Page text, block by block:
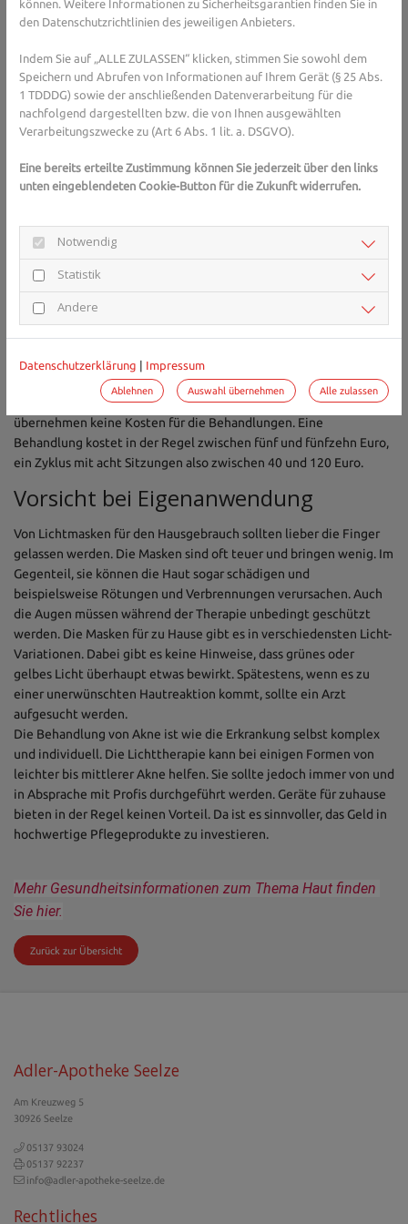
Zurück zur Übersicht
der Akneausbrüche verringert werden. Das rote Licht hingegen
reduzieren. Es soll außerdem die Heilung fördern, indem es die
Zellerneuerung und die Durchblutung der Haut fördert. So soll das
Erscheinungsbild von Akne verbessert werden und die Haut
gesünder aussehen.
Nun zur entscheidenden Frage: Bringt die Lichttherapie etwas? Es
mittelschwerer Akne durchaus helfen kann. Außerdem handelt es
sich um einen nicht-invasiven Eingriff, bei dem - bei korrekter
Behandlung - keine Nebenwirkungen zu befürchten sind.
Allerdings ist die Studienlage recht dünn und liefert keine
einheitlichen Ergebnisse. Somit ist wissenschaftlich noch nicht
belegt, inwiefern die Behandlung wirkt. Auch schwere Akne ist
Bei der Lichttherapie handelt es sich außerdem um eine IGeL
(individuelle Gesundheitsleistung), das heißt, die Krankenkassen
übernehmen keine Kosten für die Behandlungen. Eine
Behandlung kostet in der Regel zwischen fünf und fünfzehn Euro,
ein Zyklus mit acht Sitzungen also zwischen 40 und 120 Euro.
Vorsicht bei Eigenanwendung
Von Lichtmasken für den Hausgebrauch sollten lieber die Finger
gelassen werden. Die Masken sind oft teuer und bringen wenig. Im
Gegenteil, sie können die Haut sogar schädigen und
beispielsweise Rötungen und Verbrennungen verursachen. Auch
die Augen müssen während der Therapie unbedingt geschützt
werden. Die Masken für zu Hause gibt es in verschiedensten Licht-
Variationen. Dabei gibt es keine Hinweise, dass grünes oder
gelbes Licht überhaupt etwas bewirkt. Spätestens, wenn es zu
einer unerwünschten Hautreaktion kommt, sollte ein Arzt
aufgesucht werden.
Die Behandlung von Akne ist wie die Erkrankung selbst komplex
und individuell. Die Lichttherapie kann bei einigen Formen von
leichter bis mittlerer Akne helfen. Sie sollte jedoch immer von und
in Absprache mit Profis durchgeführt werden. Geräte für zuhause
bieten in der Regel keinen Vorteil. Da ist es sinnvoller, das Geld in
hochwertige Pflegeprodukte zu investieren.
Mehr Gesundheitsinformationen zum Thema Haut finden
Sie hier.
Adler-Apotheke Seelze
Am Kreuzweg 5
30926 Seelze
05137 93024
05137 92237
info@adler-apotheke-seelze.de
Rechtliches
können. Weitere Informationen zu Sicherheitsgarantien finden Sie in
den Datenschutzrichtlinien des jeweiligen Anbieters.
Indem Sie auf „ALLE ZULASSEN“ klicken, stimmen Sie sowohl dem
Speichern und Abrufen von Informationen auf Ihrem Gerät (§ 25 Abs.
1 TDDDG) sowie der anschließenden Datenverarbeitung für die
nachfolgend dargestellten bzw. die von Ihnen ausgewählten
Verarbeitungszwecke zu (Art 6 Abs. 1 lit. a. DSGVO).
Eine bereits erteilte Zustimmung können Sie jederzeit über den links
unten eingeblendeten Cookie-Button für die Zukunft widerrufen.
Notwendig
Statistik
Andere
Datenschutzerklärung | Impressum
Ablehnen Auswahl übernehmen Alle zulassen